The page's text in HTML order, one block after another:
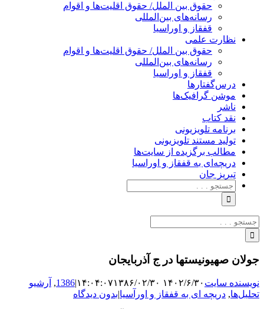
حقوق بین الملل/ حقوق اقلیت‌ها و اقوام
رسانه‌های بین‌المللی
قفقاز و اوراسیا
نظارت علمی
حقوق بین الملل/ حقوق اقلیت‌ها و اقوام
رسانه‌های بین‌المللی
قفقاز و اوراسیا
درس‌گفتارها
موشن گرافیک‌ها
ناشر
نقد کتاب
برنامه‌ تلویزیونی
تولید مستند تلویزیونی
مطالب برگزیده از سایت‌ها
دریچه‌ای به قفقاز و اوراسیا
تبریزِ جان
جستجو
برای:
جستجو
برای:
جولان صهیونیستها در ج آذربایجان
نویسنده سایت ۱۴۰۲/۶/۳۰ ۱۴:۰۴:۰۷ ۱۳۸۶/۰۲/۳۰ |
1386
, آرشیو
تحلیل‌ها, دریچه ای به قفقاز و اورآسیا|بدون دیدگاه